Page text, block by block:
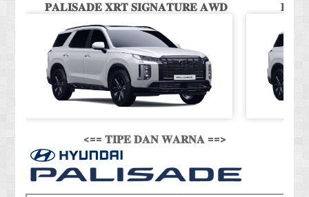
𝐏𝐀𝐋𝐈𝐒𝐀𝐃𝐄 𝐗𝐑𝐓 𝐒𝐈𝐆𝐍𝐀𝐓𝐔𝐑𝐄 𝐀𝐖𝐃
<== 𝐓𝐈𝐏𝐄 𝐃𝐀𝐍 𝐖𝐀𝐑𝐍𝐀 ==>